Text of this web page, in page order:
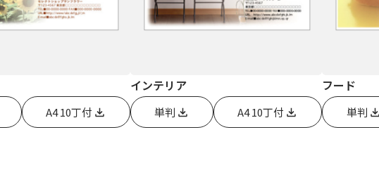
A4 10丁付
インテリア
単判 A4 10丁付
フード
単判